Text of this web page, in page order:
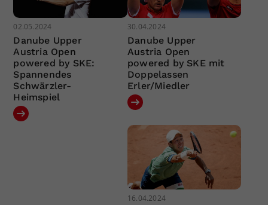
02.05.2024
Danube Upper
Austria Open
powered by SKE:
Spannendes
Schwärzler-
Heimspiel
30.04.2024
Danube Upper
Austria Open
powered by SKE mit
Doppelassen
Erler/Miedler
16.04.2024